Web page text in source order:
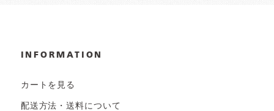
INFORMATION
カートを見る
配送方法・送料について